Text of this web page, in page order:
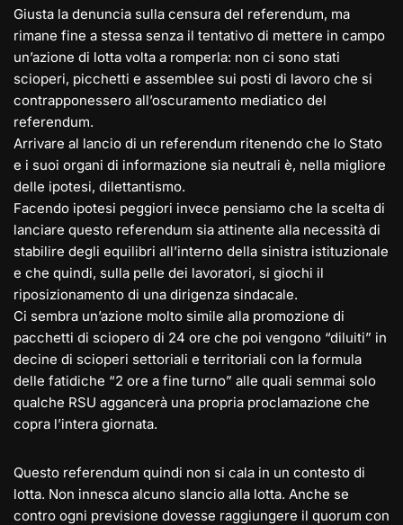
Giusta la denuncia sulla censura del referendum, ma
rimane fine a stessa senza il tentativo di mettere in campo
un’azione di lotta volta a romperla: non ci sono stati
scioperi, picchetti e assemblee sui posti di lavoro che si
contrapponessero all’oscuramento mediatico del
referendum.
Arrivare al lancio di un referendum ritenendo che lo Stato
e i suoi organi di informazione sia neutrali è, nella migliore
delle ipotesi, dilettantismo.
Facendo ipotesi peggiori invece pensiamo che la scelta di
lanciare questo referendum sia attinente alla necessità di
stabilire degli equilibri all’interno della sinistra istituzionale
e che quindi, sulla pelle dei lavoratori, si giochi il
riposizionamento di una dirigenza sindacale.
Ci sembra un’azione molto simile alla promozione di
pacchetti di sciopero di 24 ore che poi vengono “diluiti” in
decine di scioperi settoriali e territoriali con la formula
delle fatidiche “2 ore a fine turno” alle quali semmai solo
qualche RSU aggancerà una propria proclamazione che
copra l’intera giornata.
Questo referendum quindi non si cala in un contesto di
lotta. Non innesca alcuno slancio alla lotta. Anche se
contro ogni previsione dovesse raggiungere il quorum con